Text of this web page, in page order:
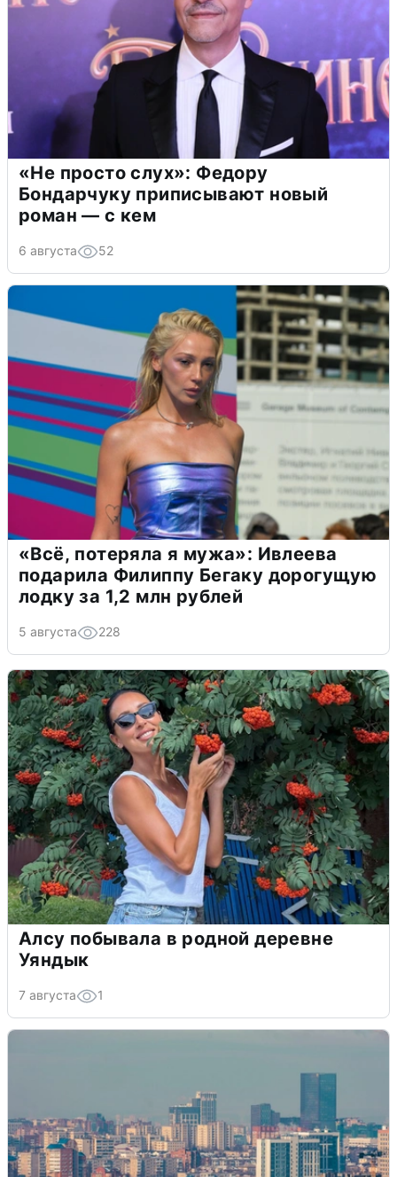
«Не просто слух»: Федору
Бондарчуку приписывают новый
роман — с кем
6 августа 52
«Всё, потеряла я мужа»: Ивлеева
подарила Филиппу Бегаку дорогущую
лодку за 1,2 млн рублей
5 августа 228
Алсу побывала в родной деревне
Уяндык
7 августа 1